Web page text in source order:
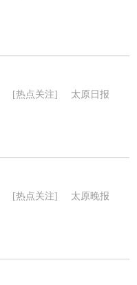
[热点关注] 太原日报
[热点关注] 太原晚报